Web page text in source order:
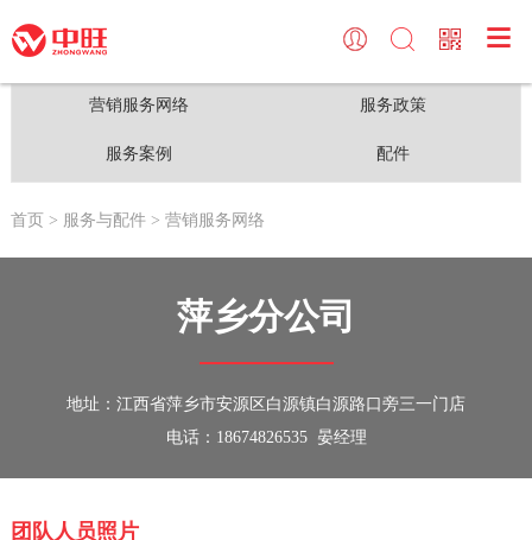

关于中旺
中旺简介
三一挖掘机
小型挖掘机
服务与配件
营销服务网络
中旺频道
中旺频道
营销服务网络 服务政策
服务案例 配件
首页 > 服务与配件 > 营销服务网络
萍乡分公司
地址：江西省萍乡市安源区白源镇白源路口旁三一门店
电话：18674826535 晏经理
团队人员照片